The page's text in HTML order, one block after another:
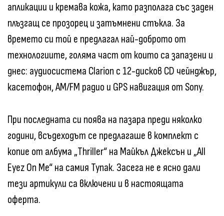
апликации и кремава кожа, като разполага със заден
плъзгащ се прозорец и затъмнени стъкла. За
времето си той е предлагал най-доброто от
технологиите, голяма част от които са запазени и
днес: аудиосистема Clarion с 12-дисков CD чейнджър,
касетофон, AM/FM радио и GPS навигация от Sony.
При последната си поява на пазара преди няколко
години, всъдеходът се предлагаше в комплект с
копие от албума „Thriller“ на Майкъл Джексън и „All
Eyez On Me“ на самия Тупак. Засега не е ясно дали
тези артикули са включени и в настоящата
оферта.